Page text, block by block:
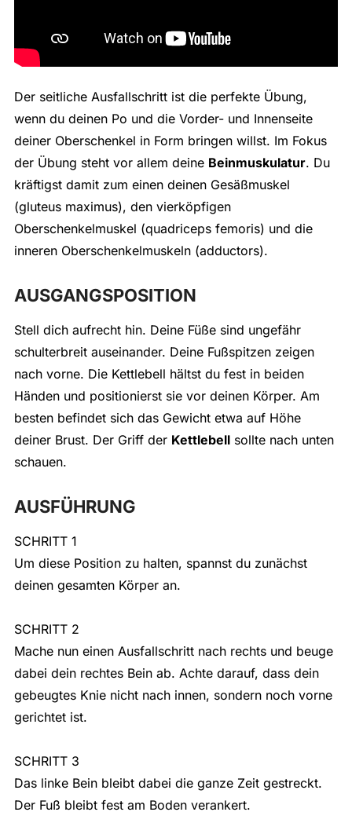
Der seitliche Ausfallschritt ist die perfekte Übung,
wenn du deinen Po und die Vorder- und Innenseite
deiner Oberschenkel in Form bringen willst. Im Fokus
der Übung steht vor allem deine Beinmuskulatur. Du
kräftigst damit zum einen deinen Gesäßmuskel
(gluteus maximus), den vierköpfigen
Oberschenkelmuskel (quadriceps femoris) und die
inneren Oberschenkelmuskeln (adductors).
AUSGANGSPOSITION
Stell dich aufrecht hin. Deine Füße sind ungefähr
schulterbreit auseinander. Deine Fußspitzen zeigen
nach vorne. Die Kettlebell hältst du fest in beiden
Händen und positionierst sie vor deinen Körper. Am
besten befindet sich das Gewicht etwa auf Höhe
deiner Brust. Der Griff der Kettlebellsollte nach unten
schauen.
AUSFÜHRUNG
SCHRITT 1
Um diese Position zu halten, spannst du zunächst
deinen gesamten Körper an.
SCHRITT 2
Mache nun einen Ausfallschritt nach rechts und beuge
dabei dein rechtes Bein ab. Achte darauf, dass dein
gebeugtes Knie nicht nach innen, sondern noch vorne
gerichtet ist.
SCHRITT 3
Das linke Bein bleibt dabei die ganze Zeit gestreckt.
Der Fuß bleibt fest am Boden verankert.